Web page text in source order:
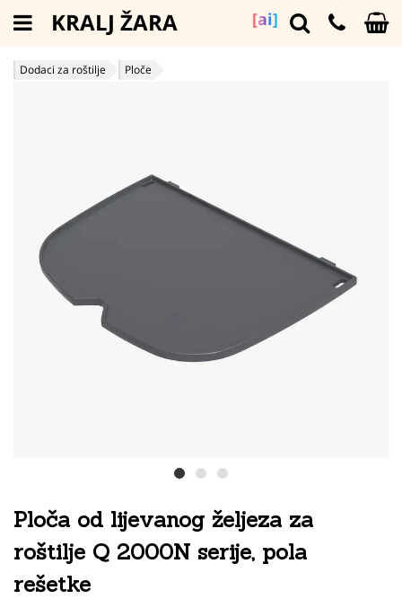
[ai]
KRALJ ŽARA
Dodaci za roštilje Ploče
Ploča od lijevanog željeza za
roštilje Q 2000N serije, pola
rešetke